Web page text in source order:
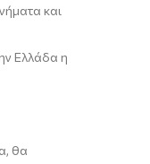
και
Ελλάδα η
, θα